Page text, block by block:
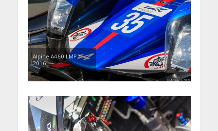
Alpine A460 LMP2
2016